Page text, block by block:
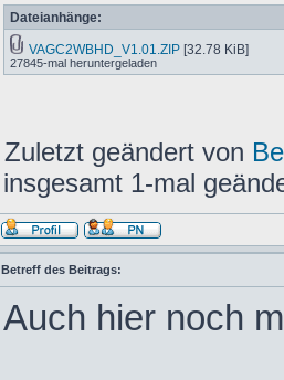
Dateianhänge:
VAGC2WBHD_V1.01.ZIP [32.78 KiB]
27845-mal heruntergeladen
Zuletzt geändert von
insgesamt 1-mal
Betreff des Beitrags:
Auch hier noch